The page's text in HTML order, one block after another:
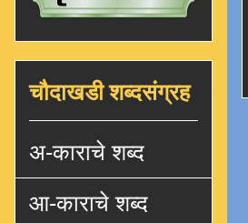
चौदाखडी शब्दसंग्रह
अ-काराचे शब्द
आ-काराचे शब्द